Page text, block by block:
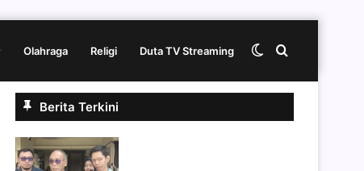
Olahraga Religi Duta TV Streaming Cari
Switch
Berita Terkini